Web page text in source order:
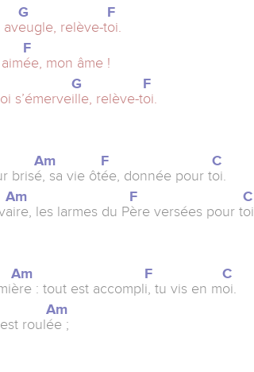
G
F
aveugle, relève-toi.
F
ée, mon âme !
G
F
s’émerveille, relève-toi.
Am F
C
brisé, sa vie ôtée, donnée pour toi.
Am F
C
aire, les larmes du Père versées pour toi.
Am F
C
ère : tout est accompli, tu vis en moi.
Am
roulée ;